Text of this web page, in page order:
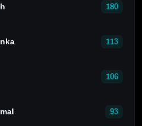
180
113
106
93